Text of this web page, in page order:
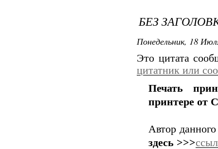
БЕЗ
Понедельник, 18
Это цитата
цитатник или
Печать
принтере от
Автор
здесь >>>